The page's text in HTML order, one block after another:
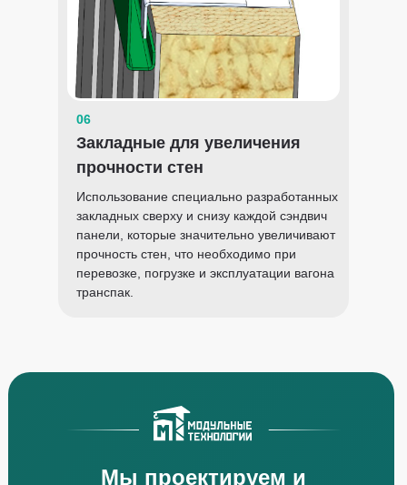
Закладные для увеличения
прочности стен
Использование специально разработанных
закладных сверху и снизу каждой сэндвич
панели, которые значительно увеличивают
прочность стен, что необходимо при
перевозке, погрузке и эксплуатации вагона
транспак.
06
Мы проектируем и